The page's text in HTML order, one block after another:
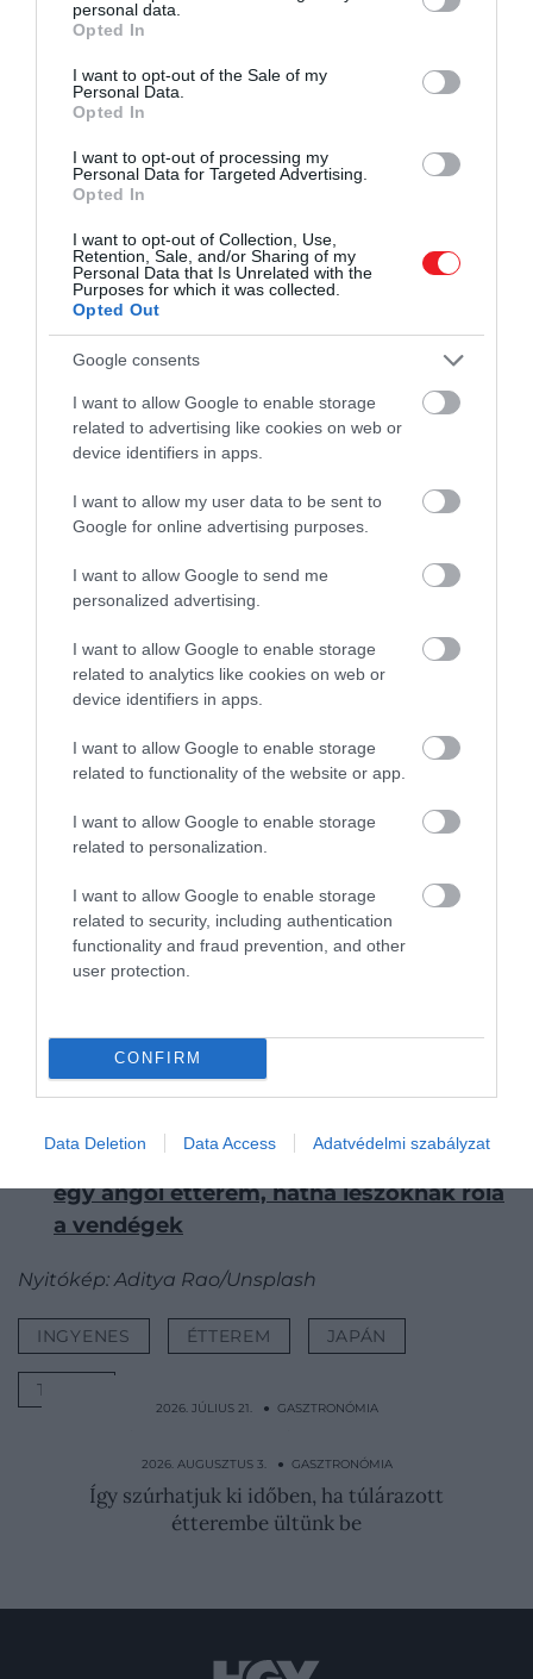
grant or deny consent to Google and its third-party tags to
use your data for below specified purposes in below Google
consent section.
personal data.
Opted In
I want to opt-out of the Sale of my
Personal Data.
Opted In
I want to opt-out of processing my
Personal Data for Targeted Advertising.
Opted In
I want to opt-out of Collection, Use,
Retention, Sale, and/or Sharing of my
Personal Data that Is Unrelated with the
Purposes for which it was collected.
Opted Out
Google consents
I want to allow Google to enable storage
related to advertising like cookies on web or
device identifiers in apps.
I want to allow my user data to be sent to
Google for online advertising purposes.
I want to allow Google to send me
personalized advertising.
I want to allow Google to enable storage
related to analytics like cookies on web or
device identifiers in apps.
I want to allow Google to enable storage
related to functionality of the website or app.
I want to allow Google to enable storage
related to personalization.
I want to allow Google to enable storage
related to security, including authentication
functionality and fraud prevention, and other
user protection.
CONFIRM
Data Deletion Data Access Adatvédelmi szabályzat
Ezt is olvasd el!
4 dolog, amire készülj fel, mielőtt
Azért csinálom, mert szeretnék olyan
emberekkel találkozni, akik éhesek, de nincs
pénzük étterembe járni
fejtette ki
Kobayashi, aki vállalkozásának
működési tervét is megosztotta már a
nagyközönséggel. Fontos volt ugyanis számára,
alkalmazzon, mivel így bárki hozzáférhet azokhoz a
tapasztalatokhoz, amelyekre ő már szert tett – ezért
az üzleti terv és a pénzügyi adatok szabadon
elérhetőkaz étterem weboldalán
. Az alapító
belevágnak majd világszerte hasonló
kezdeményezésekbe.
Az évek során több százan éltek már a
lehetőséggel: egyetemisták, akik így
spóroltak a megélhetésükön, vagy olyan
felnőttek, akik azért vállaltak munkát a
szerezzenek, és később
elhelyezkedhessenek a vendéglátásban.
Olvasd el ezt is!
Soha nem látott érdeklődés Japán iránt –
40 millió turista érkezhet idén
5 jel, amiből azonnal tudhatjuk, hogy
turistacsapda étteremmel van dolgunk
Horroráron árulja az ananászos pizzát
egy angol étterem, hátha leszoknak róla
a vendégek
Nyitókép: Aditya Rao/Unsplash
INGYENES ÉTTEREM JAPÁN
TOKIÓ
2026. JÚLIUS 21. ● GASZTRONÓMIA
készítsd el…
2026. AUGUSZTUS 3. ● GASZTRONÓMIA
Így szúrhatjuk ki időben, ha túlárazott
étterembe ültünk be